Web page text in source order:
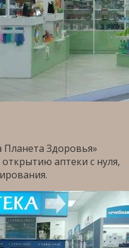
Планета Здоровья»
аптеки с нуля,